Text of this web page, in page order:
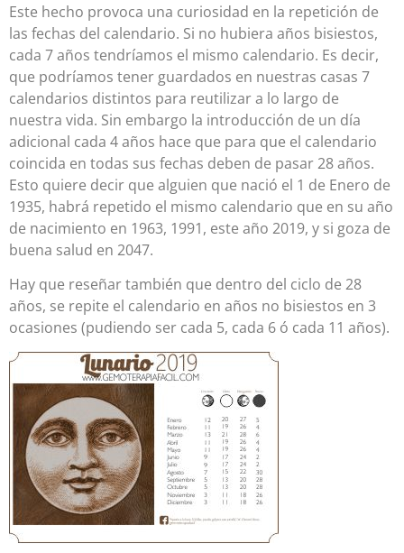
Este hecho provoca una curiosidad en la repetición de
las fechas del calendario. Si no hubiera años bisiestos,
cada 7 años tendríamos el mismo calendario. Es decir,
que podríamos tener guardados en nuestras casas 7
calendarios distintos para reutilizar a lo largo de
nuestra vida. Sin embargo la introducción de un día
adicional cada 4 años hace que para que el calendario
coincida en todas sus fechas deben de pasar 28 años.
Esto quiere decir que alguien que nació el 1 de Enero de
1935, habrá repetido el mismo calendario que en su año
de nacimiento en 1963, 1991, este año 2019, y si goza de
buena salud en 2047.
Hay que reseñar también que dentro del ciclo de 28
años, se repite el calendario en años no bisiestos en 3
ocasiones (pudiendo ser cada 5, cada 6 ó cada 11 años).